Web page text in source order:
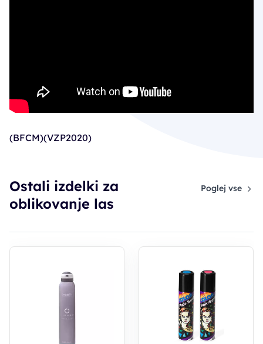
(BFCM)(VZP2020)
Ostali izdelki za
oblikovanje las
Poglej vse